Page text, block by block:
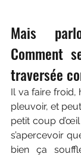
Mais
Comment
traversée
Il va faire froid,
pleuvoir, et
petit coup
s’apercevoir
bien ça